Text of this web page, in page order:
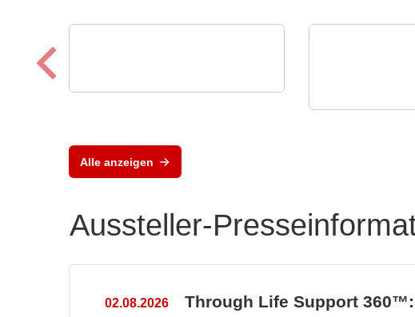
Alle anzeigen
Aussteller-
02.08.2026 Through Life Support